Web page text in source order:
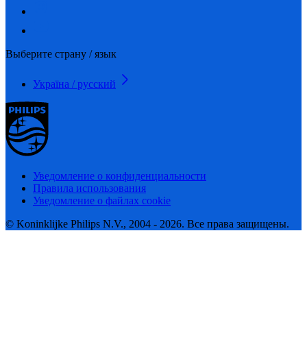
Выберите страну / язык
Україна / русский
Уведомление о конфиденциальности
Правила использования
Уведомление о файлах cookie
© Koninklijke Philips N.V., 2004 - 2026. Все права защищены.